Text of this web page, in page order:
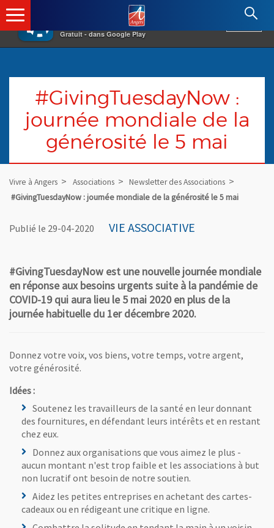
×
Gratuit - dans Google Play
Angers.fr : Retour à l'accueil
#GivingTuesdayNow :
journée mondiale de la
générosité le 5 mai
Vivre à Angers Associations
Newsletter des Associations
#GivingTuesdayNow : journée mondiale de la générosité le 5 mai
Publié le 29-04-2020 VIE ASSOCIATIVE
#GivingTuesdayNow est une nouvelle journée mondiale
en réponse aux besoins urgents suite à la pandémie de
COVID-19 qui aura lieu le 5 mai 2020 en plus de la
journée habituelle du 1er décembre 2020.
Donnez votre voix, vos biens, votre temps, votre argent,
votre générosité.
Idées :
Soutenez les travailleurs de la santé en leur donnant
des fournitures, en défendant leurs intérêts et en restant
chez eux.
Donnez aux organisations que vous aimez le plus -
aucun montant n'est trop faible et les associations à but
non lucratif ont besoin de notre soutien.
Aidez les petites entreprises en achetant des cartes-
cadeaux ou en rédigeant une critique en ligne.